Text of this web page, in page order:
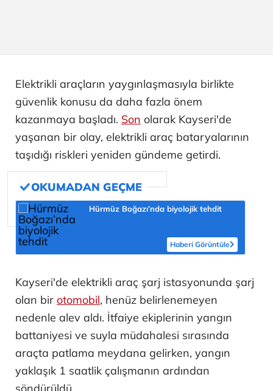
Elektrikli araçların yaygınlaşmasıyla birlikte
güvenlik konusu da daha fazla önem
kazanmaya başladı. Son olarak Kayseri'de
yaşanan bir olay, elektrikli araç bataryalarının
taşıdığı riskleri yeniden gündeme getirdi.
Hürmüz Boğazı’nda biyolojik tehdit
Haberi Görüntüle
Kayseri'de elektrikli araç şarj istasyonunda şarj
olan bir otomobil, henüz belirlenemeyen
nedenle alev aldı. İtfaiye ekiplerinin yangın
battaniyesi ve suyla müdahalesi sırasında
araçta patlama meydana gelirken, yangın
yaklaşık 1 saatlik çalışmanın ardından
söndürüldü.